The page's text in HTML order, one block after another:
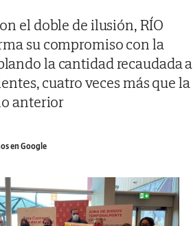
el doble de ilusión, RÍO
su compromiso con la
la cantidad recaudada a
cuatro veces más que la
anterior
en Google